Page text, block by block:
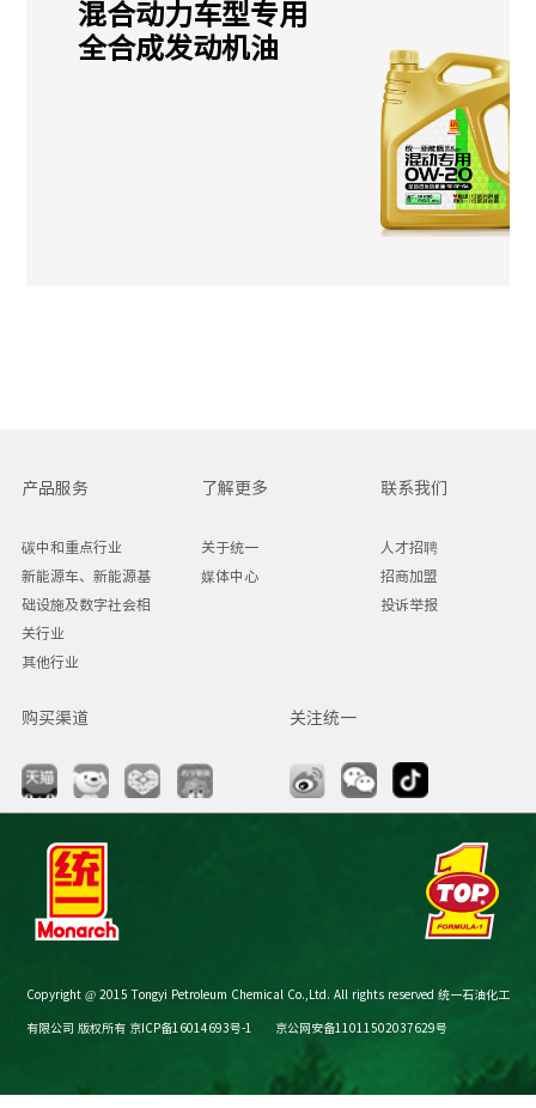
混合动力车型专用
全合成发动机油
产品服务
碳中和重点行业
新能源车、新能源基
础设施及数字社会相
关行业
其他行业
了解更多
关于统一
媒体中心
联系我们
人才招聘
招商加盟
投诉举报
购买渠道 关注统一
Copyright @ 2015 Tongyi Petroleum Chemical Co.,Ltd. All rights reserved 统一石油化工
有限公司 版权所有 京ICP备16014693号-1 京公网安备11011502037629号